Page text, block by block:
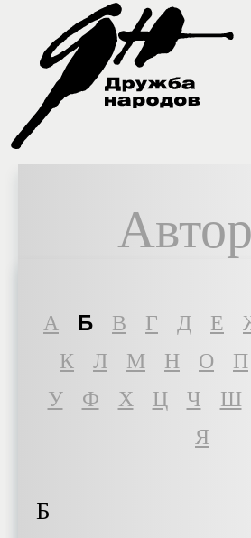
A Б В Г Д Е
К
Л М Н О П
У
Ф Х Ц Ч Ш
Я
Б